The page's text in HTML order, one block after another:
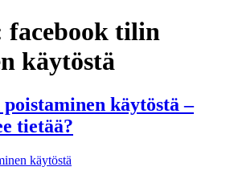
facebook tilin
käytöstä
käytöstä –
tietää?